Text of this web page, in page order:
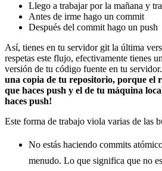
Llego a trabajar por la mañana y
Antes de irme hago un commit
Después del commit hago un push
Así, tienes en tu servidor git la última
respetas este flujo, efectivamente tienes
versión de tu código fuente en tu
una copia de tu repositorio, porque el
que haces push y el de tu máquina
haces push!
Este forma de trabajo viola varias de las
No estás haciendo commits
menudo. Lo que significa que no